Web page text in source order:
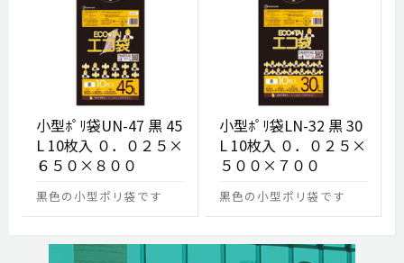
小型ﾎﾟﾘ袋UN-47 黒 45
L 10枚入 ０．０２５×
６５０×８００
黒色の小型ポリ袋です
小型ﾎﾟﾘ袋LN-32 黒 30
L 10枚入 ０．０２５×
５００×７００
黒色の小型ポリ袋です